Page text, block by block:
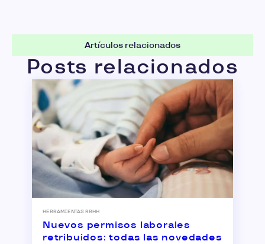
Artículos relacionados
Posts relacionados
HERRAMIENTAS RRHH
Nuevos permisos laborales
retribuidos: todas las novedades